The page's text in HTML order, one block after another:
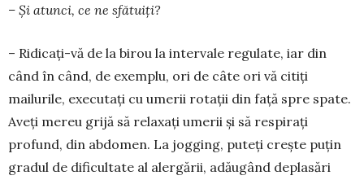
– Și atunci, ce ne sfătuiți?
– Ridicați-vă de la birou la intervale regulate, iar din
când în când, de exemplu, ori de câte ori vă citiți
mailurile, executați cu umerii rotații din față spre spate.
Aveți mereu grijă să relaxați ume­rii și să respirați
profund, din abdomen. La jogging, puteți crește puțin
gradul de dificultate al alergării, adăugând deplasări